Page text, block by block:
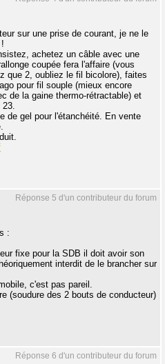
sur une prise de courant, je ne le
achetez un câble avec une
coupée fera l'affaire (vous
que 2, oubliez le fil bicolore), faites
pour fil souple (mieux encore
de la gaine thermo-rétractable) et
23.
de gel pour l'étanchéité. En vente
Réponse 5 d'un contributeur du forum
:
fixe pour la SDB il doit avoir son
interdit de le brancher sur
c'est pas pareil.
(soudure des 2 bouts de conducteur)
Réponse 6 d'un contributeur du forum